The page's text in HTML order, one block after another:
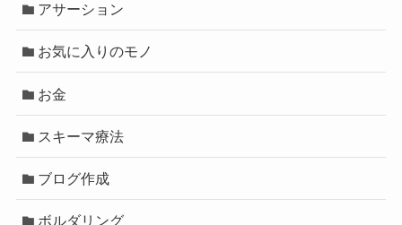
アサーション
お気に入りのモノ
お金
スキーマ療法
ブログ作成
ボルダリング